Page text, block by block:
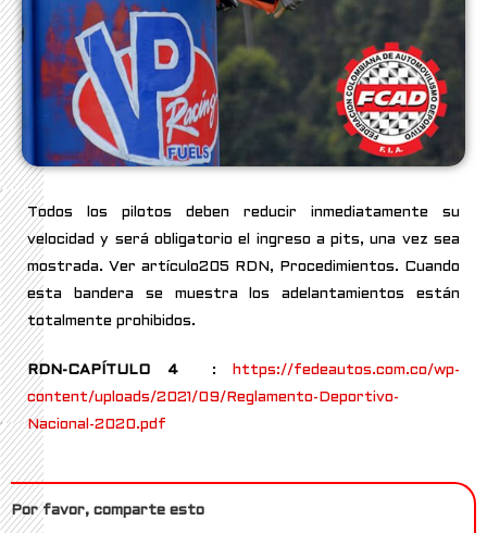
Todos los pilotos deben reducir inmediatamente su
velocidad y será obligatorio el ingreso a pits, una vez sea
mostrada. Ver artículo205 RDN, Procedimientos. Cuando
esta bandera se muestra los adelantamientos están
totalmente prohibidos.
RDN-CAPÍTULO 4 : https://fedeautos.com.co/wp-
content/uploads/2021/09/Reglamento-Deportivo-
Nacional-2020.pdf
Por favor, comparte esto